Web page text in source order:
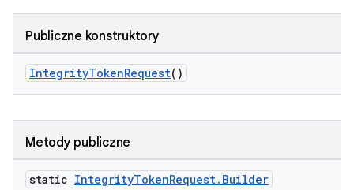
Publiczne konstruktory
IntegrityTokenRequest()
Metody publiczne
static IntegrityTokenRequest. Builder